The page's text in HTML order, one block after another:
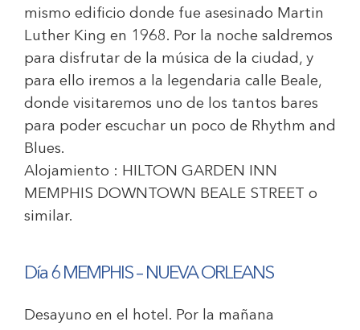
mismo edificio donde fue asesinado Martin
Luther King en 1968. Por la noche saldremos
para disfrutar de la música de la ciudad, y
para ello iremos a la legendaria calle Beale,
donde visitaremos uno de los tantos bares
para poder escuchar un poco de Rhythm and
Blues.
Alojamiento : HILTON GARDEN INN
MEMPHIS DOWNTOWN BEALE STREET o
similar.
Día 6 MEMPHIS – NUEVA ORLEANS
Desayuno en el hotel. Por la mañana